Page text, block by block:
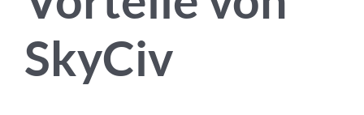
SkyCiv